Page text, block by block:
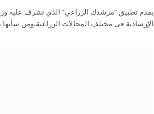
يقدم تطبيق “مرشدك الزراعي” الذي تشرف عليه
الإرشادية في مختلف المجالات الزراعية.ومن